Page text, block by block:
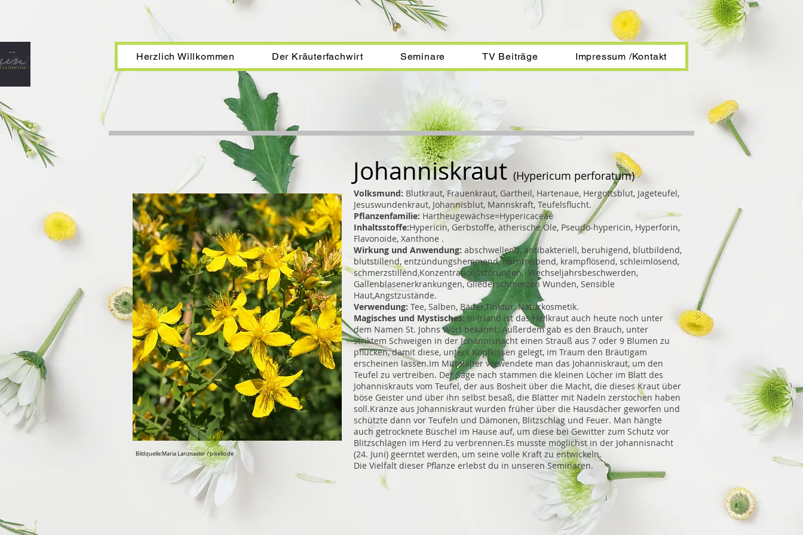
Herzlich Willkommen Der Kräuterfachwirt Seminare TV Beiträge Impressum /Kontakt
Bildquelle:Maria Lanznaster / pixelio.de
Volksmund: Blutkraut, Frauenkraut, Gartheil, Hartenaue, Hergottsblut, Jageteufel,
Jesuswundenkraut, Johannisblut, Mannskraft, Teufelsflucht.
Pflanzenfamilie: Hartheugewächse=Hypericaceae
Inhaltsstoffe:Hypericin, Gerbstoffe, ätherische Öle, Pseudo-hypericin, Hyperforin,
Flavonoide, Xanthone .
Wirkung und Anwendung: abschwellend, antibakteriell, beruhigend, blutbildend,
blutstillend, entzündungshemmend, harntreibend, krampflösend, schleimlösend,
schmerzstillend,Konzentrationsstörungen, Wechseljahrsbeschwerden,
Gallenblasenerkrankungen, Gliederschmerzen Wunden, Sensible
Haut,Angstzustände.
Verwendung: Tee, Salben, Bäder,Tinktur, Naturkosmetik.
Magisches und Mystisches: In Irland ist das Heilkraut auch heute noch unter
dem Namen St. Johns Wort bekannt. Außerdem gab es den Brauch, unter
striktem Schweigen in der Johannisnacht einen Strauß aus 7 oder 9 Blumen zu
pflücken, damit diese, unters Kopfkissen gelegt, im Traum den Bräutigam
erscheinen lassen.Im Mittelalter verwendete man das Johanniskraut, um den
Teufel zu vertreiben. Der Sage nach stammen die kleinen Löcher im Blatt des
Johanniskrauts vom Teufel, der aus Bosheit über die Macht, die dieses Kraut über
böse Geister und über ihn selbst besaß, die Blätter mit Nadeln zerstochen haben
soll.Kränze aus Johanniskraut wurden früher über die Hausdächer geworfen und
schützte dann vor Teufeln und Dämonen, Blitzschlag und Feuer. Man hängte
auch getrocknete Büschel im Hause auf, um diese bei Gewitter zum Schutz vor
Blitzschlägen im Herd zu verbrennen.Es musste möglichst in der Johannisnacht
(24. Juni) geerntet werden, um seine volle Kraft zu entwickeln.
Die Vielfalt dieser Pflanze erlebst du in unseren Seminaren.
Johanniskraut (Hypericum perforatum)